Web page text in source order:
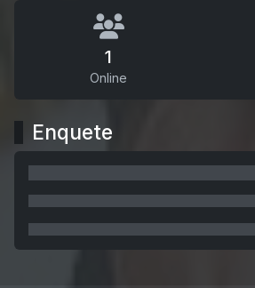
1
Online
Enquete